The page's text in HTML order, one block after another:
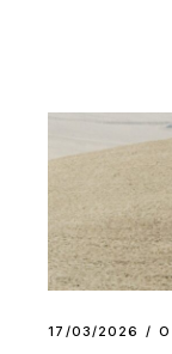
17/03/2026